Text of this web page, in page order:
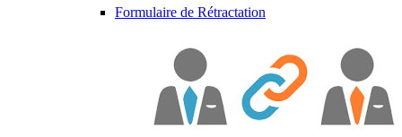
Formulaire de Rétractation